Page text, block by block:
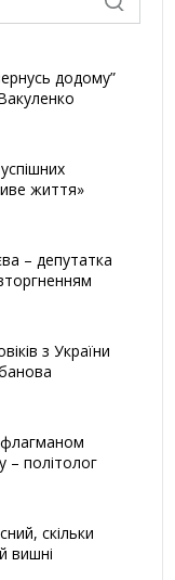
додому”
життя»
– депутатка
з України
– політолог
скільки
вишні